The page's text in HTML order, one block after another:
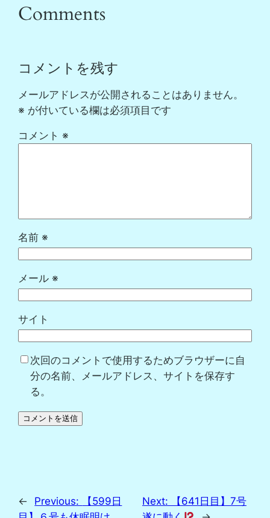
Comments
コメントを残す
メールアドレスが公開されることはありません。
※ が付いている欄は必須項目です
コメント ※
名前 ※
メール ※
サイト
次回のコメントで使用するためブラウザーに自
分の名前、メールアドレス、サイトを保存す
る。
← Previous:
【599日
Next:
【641日目】7号